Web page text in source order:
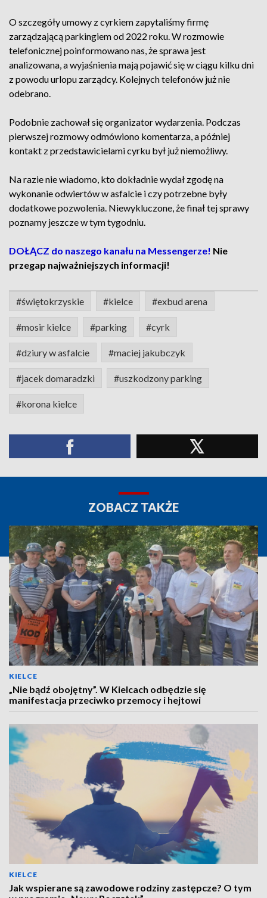
O szczegóły umowy z cyrkiem zapytaliśmy firmę
zarządzającą parkingiem od 2022 roku. W rozmowie
telefonicznej poinformowano nas, że sprawa jest
analizowana, a wyjaśnienia mają pojawić się w ciągu kilku dni
z powodu urlopu zarządcy. Kolejnych telefonów już nie
odebrano.
Podobnie zachował się organizator wydarzenia. Podczas
pierwszej rozmowy odmówiono komentarza, a później
kontakt z przedstawicielami cyrku był już niemożliwy.
Na razie nie wiadomo, kto dokładnie wydał zgodę na
wykonanie odwiertów w asfalcie i czy potrzebne były
dodatkowe pozwolenia. Niewykluczone, że finał tej sprawy
poznamy jeszcze w tym tygodniu.
DOŁĄCZ do naszego kanału na Messengerze! Nie
przegap najważniejszych informacji!
#świętokrzyskie #kielce #exbud arena
#mosir kielce #parking #cyrk
#dziury w asfalcie #maciej jakubczyk
#jacek domaradzki #uszkodzony parking
#korona kielce
ZOBACZ TAKŻE
KIELCE
„Nie bądź obojętny”. W Kielcach odbędzie się
manifestacja przeciwko przemocy i hejtowi
KIELCE
Jak wspierane są zawodowe rodziny zastępcze? O tym